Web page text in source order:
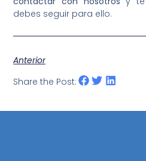
debes seguir para ello.
Anterior
Share the Post: